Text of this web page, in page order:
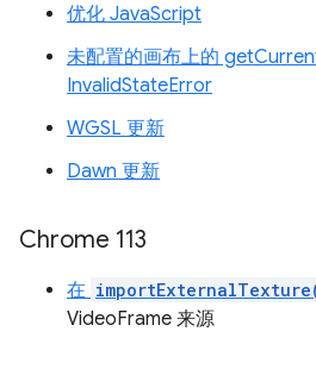
优化 JavaScript
未配置的画布上的
InvalidStateError
WGSL 更新
Dawn 更新
Chrome 113
在
VideoFrame 来源